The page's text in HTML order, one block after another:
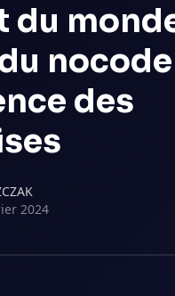
du
des
2024